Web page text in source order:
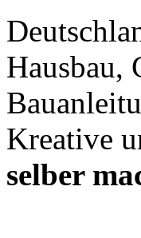
Hausbau,
Kreative
selber